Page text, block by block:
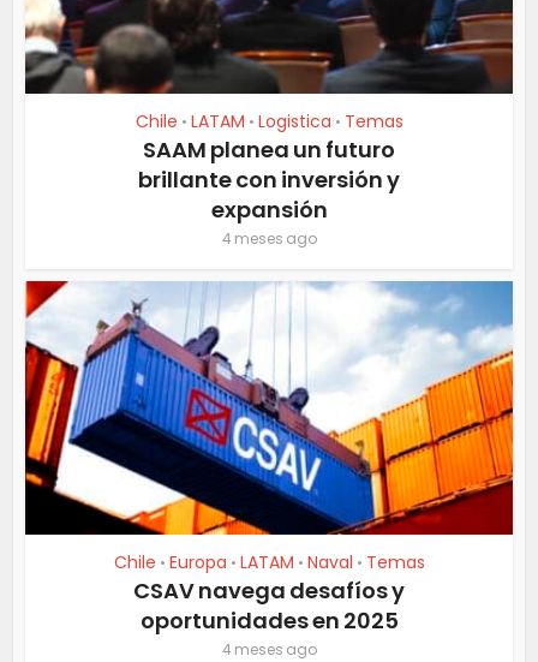
Chile • LATAM • Logistica • Temas
SAAM planea un futuro
brillante con inversión y
expansión
4 meses ago
Chile • Europa • LATAM • Naval • Temas
CSAV navega desafíos y
oportunidades en 2025
4 meses ago